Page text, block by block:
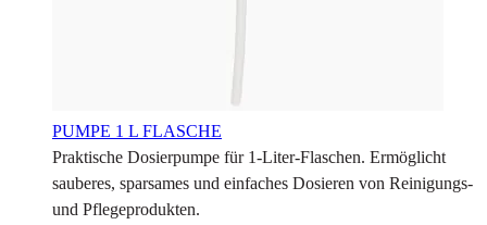
PUMPE 1 L FLASCHE
Praktische Dosierpumpe für 1-Liter-Flaschen. Ermöglicht
sauberes, sparsames und einfaches Dosieren von Reinigungs-
und Pflegeprodukten.